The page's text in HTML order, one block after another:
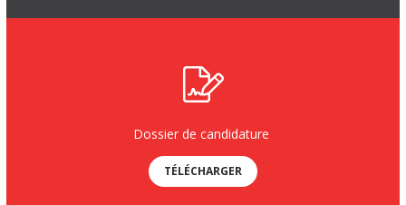
Dossier de candidature
TÉLÉCHARGER